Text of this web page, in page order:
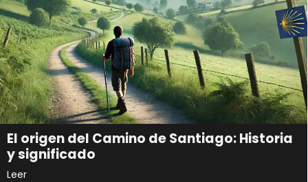
El origen del Camino de Santiago: Historia
y significado
Leer